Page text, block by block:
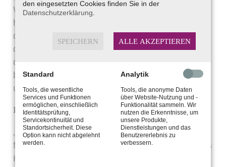
Weg zum Empire State Building? Sie müssen
heutzutage nicht mehr mit dem Stadtplan durch
die Straßen irren“, betont Daniel Philipp. „Über
das Hörgerät werden die Navigationsansagen
direkt in das Ohr übermittelt. So können Sie sich
besser auf den Straßenverkehr konzentrieren
und sind technisch auf dem neuesten Stand.“
Fremdsprachen verstehen mit dem Hörgerät
„Stellen Sie sich vor, Sie sind in ein
fremdsprachiges Land gereist. Hier haben Sie als
Hörgeräte-Träger einen klaren Vorteil. Denn
den eingesetzten Cookies finden Sie in der
Datenschutzerklärung
SPEICHERN ALLE AKZEPTIEREN
Standard
Tools, die wesentliche
Services und Funktionen
ermöglichen, einschließlich
Identitätsprüfung,
Servicekontinuität und
Standortsicherheit. Diese
Option kann nicht abgelehnt
werden.
Analytik
Tools, die anonyme Daten
über Website-Nutzung und -
Funktionalität sammeln. Wir
nutzen die Erkenntnisse, um
unsere Produkte,
Dienstleistungen und das
Benutzererlebnis zu
verbessern.